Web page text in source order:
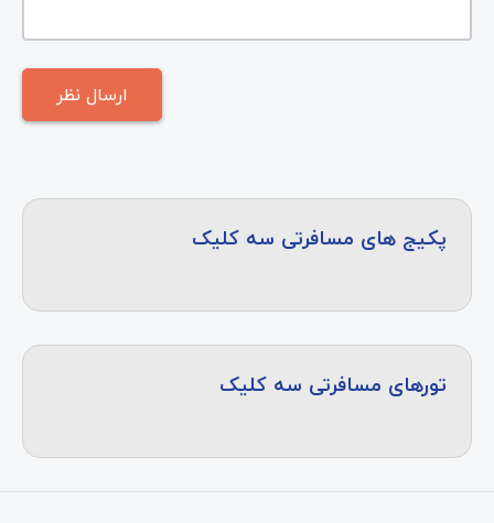
پکیج های مسافرتی سه کلیک
تورهای مسافرتی سه کلیک